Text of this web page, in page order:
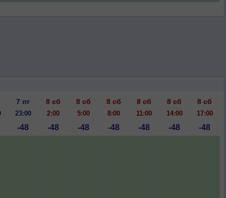
7 пт 8 сб 8 сб 8 сб 8 сб 8 сб 8 сб
23:00 2:00 5:00 8:00 11:00 14:00 17:00
-48 -48 -48 -48 -48 -48 -48